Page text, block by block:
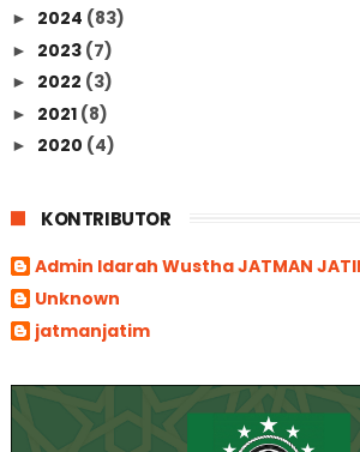
► 2024 (83)
► 2023 (7)
► 2022 (3)
► 2021 (8)
► 2020 (4)
KONTRIBUTOR
Admin Idarah Wustha JATMAN
Unknown
jatmanjatim